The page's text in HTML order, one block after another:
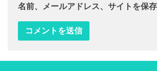
名前、メールアドレス、サイトを保存